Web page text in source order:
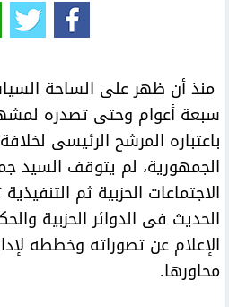
منذ أن ظهر على الساحة
سبعة أعوام وحتى تصدره
باعتباره المرشح الرئيسى
الجمهورية، لم يتوقف السيد
الاجتماعات الحزبية ثم
الحديث فى الدوائر الحزبية
الإعلام عن تصوراته وخططه
محاورها.